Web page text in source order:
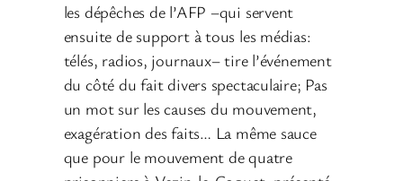
les dépêches de l’AFP –qui servent
ensuite de support à tous les médias:
télés, radios, journaux– tire l’événement
du côté du fait divers spectaculaire; Pas
un mot sur les causes du mouvement,
exagération des faits… La même sauce
que pour le mouvement de quatre